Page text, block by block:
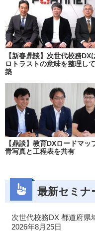
【新春鼎談】次世代校務DX
ロトラストの意味を整理し
築
【鼎談】教育DXロードマ
青写真と工程表を共有
最新セミナ
次世代校務DX 都道府県
2026年8月25日